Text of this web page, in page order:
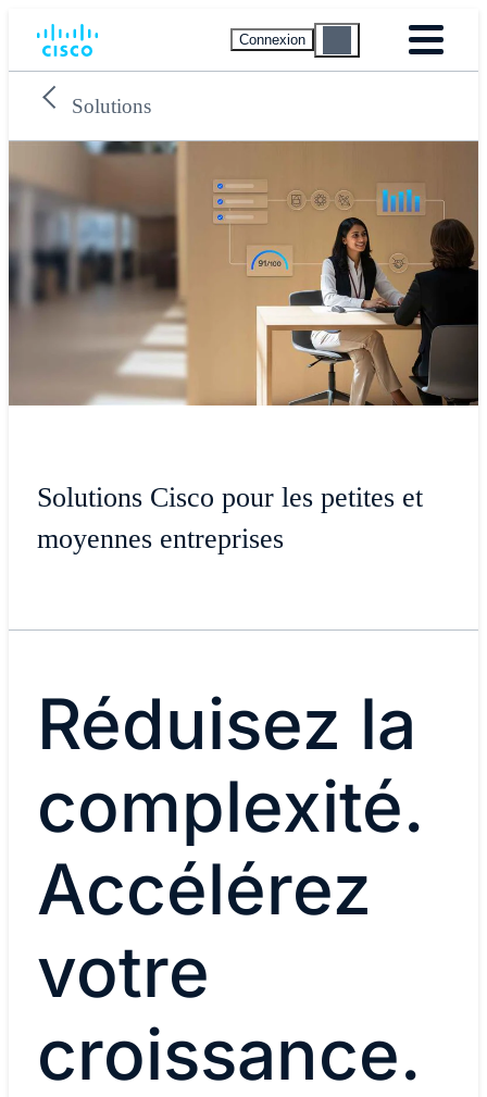
Connexion
Solutions
Solutions Cisco pour les petites et
moyennes entreprises
Réduisez la
complexité.
Accélérez
votre
croissance.